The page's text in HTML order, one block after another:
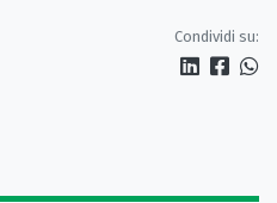
Condividi su: